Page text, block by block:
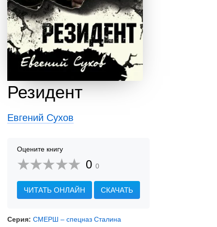
Резидент
Евгений Сухов
Оцените книгу
0 0
ЧИТАТЬ ОНЛАЙН СКАЧАТЬ
Серия: СМЕРШ – спецназ Сталина